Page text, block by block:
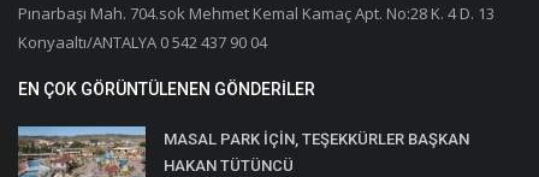
Pınarbaşı Mah. 704.sok Mehmet Kemal Kamaç Apt. No:28 K. 4 D. 13
Konyaaltı/ANTALYA 0 542 437 90 04
EN ÇOK GÖRÜNTÜLENEN GÖNDERILER
MASAL PARK İÇİN, TEŞEKKÜRLER BAŞKAN
HAKAN TÜTÜNCÜ